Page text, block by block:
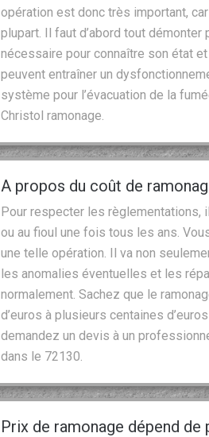
opération est donc très important,
plupart. Il faut d’abord tout
nécessaire pour connaître son état
peuvent entraîner un
système pour l’évacuation de la
Christol ramonage.
A propos du coût de
Pour respecter les règlementations,
ou au fioul une fois tous les ans.
une telle opération. Il va non
les anomalies éventuelles et les
normalement. Sachez que le
d’euros à plusieurs centaines
demandez un devis à un
dans le 72130.
Prix de ramonage dépend de